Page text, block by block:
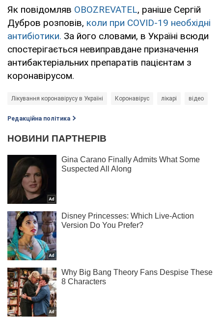
Як повідомляв OBOZREVATEL, раніше Сергій
Дубров розповів, коли при COVID-19 необхідні
антибіотики. За його словами, в Україні всюди
спостерігається невиправдане призначення
антибактеріальних препаратів пацієнтам з
коронавірусом.
Лікування коронавірусу в Україні Коронавірус лікарі відео
Редакційна політика